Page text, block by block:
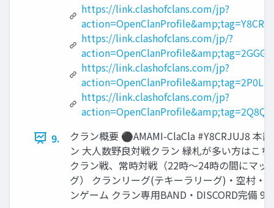
https://link.clashofclans.com/jp?
https://link.clashofclans.com/jp/?
https://link.clashofclans.com/jp?
https://link.clashofclans.com/jp?
9.
クラン概要 ⚫AMAMI-ClaCla #Y8CRJUJ8 本
ン 大人数野良対戦クラン 緑札が多い方はこち
クラン戦、常時対戦（22時～24時の間にマッ
グ） クランリーグ(テキーラリーグ)・空村・
ンゲーム クラン専用BAND・DISCORD完備 9